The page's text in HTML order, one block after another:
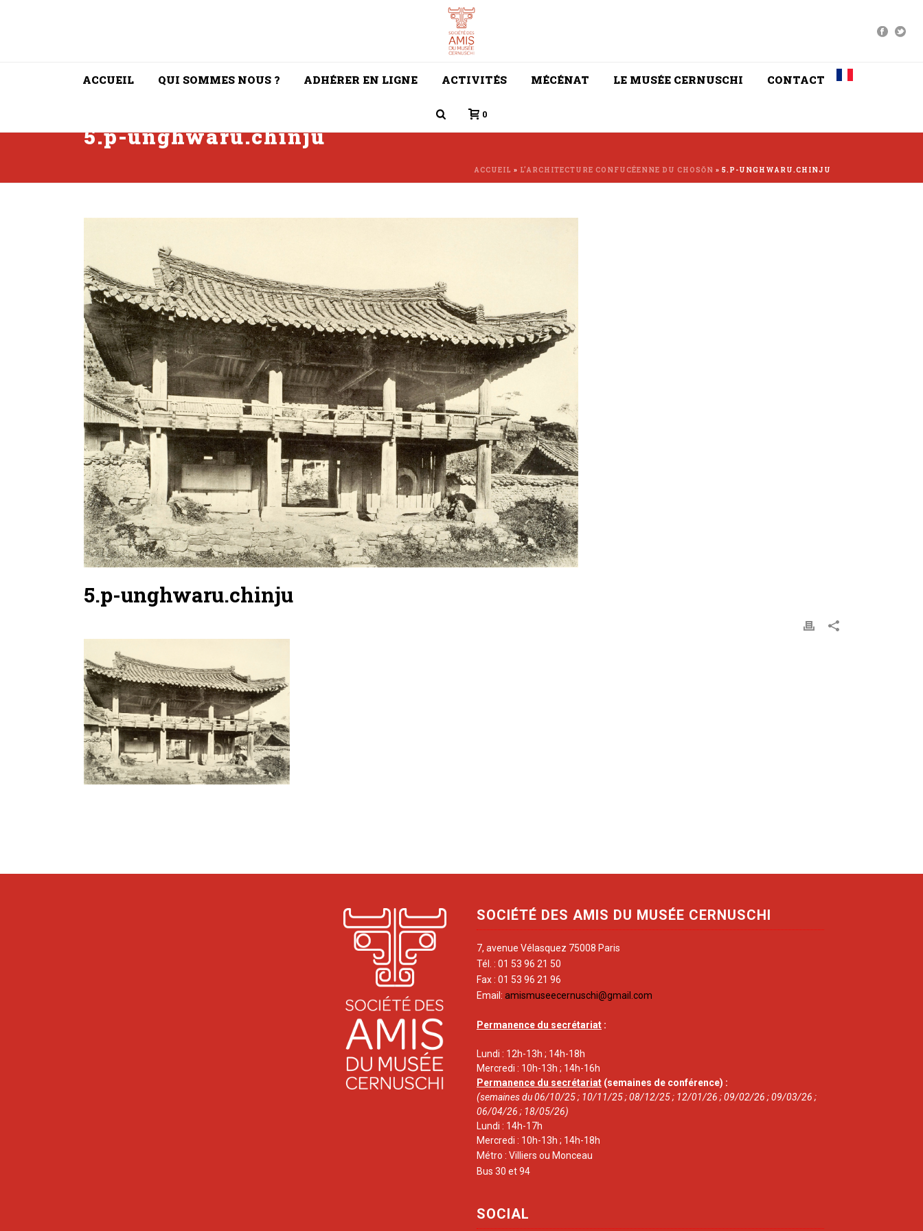
ACCUEIL QUI SOMMES NOUS ? ADHÉRER EN LIGNE ACTIVITÉS MÉCÉNAT LE MUSÉE CERNUSCHI CONTACT
0
5.p-unghwaru.chinju
ACCUEIL » L’ARCHITECTURE CONFUCÉENNE DU CHOSŎN » 5.P-UNGHWARU.CHINJU
5.p-unghwaru.chinju
SOCIÉTÉ DES AMIS DU MUSÉE CERNUSCHI
7, avenue Vélasquez 75008 Paris
Tél. : 01 53 96 21 50
Fax : 01 53 96 21 96
Email: amismuseecernuschi@gmail.com
Permanence du secrétariat :
Lundi : 12h-13h ; 14h-18h
Mercredi : 10h-13h ; 14h-16h
Permanence du secrétariat (semaines de conférence) :
(semaines du 06/10/25 ; 10/11/25 ; 08/12/25 ; 12/01/26 ; 09/02/26 ; 09/03/26 ;
06/04/26 ; 18/05/26)
Lundi : 14h-17h
Mercredi : 10h-13h ; 14h-18h
Métro : Villiers ou Monceau
Bus 30 et 94
SOCIAL